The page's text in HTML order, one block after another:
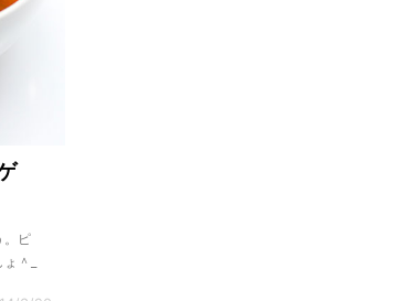
。ピ
＾_